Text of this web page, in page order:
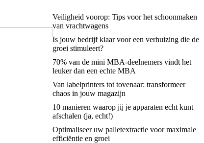
Veiligheid voorop: Tips voor het schoonmaken
van vrachtwagens
Is jouw bedrijf klaar voor een verhuizing die de
groei stimuleert?
70% van de mini MBA-deelnemers vindt het
leuker dan een echte MBA
Van labelprinters tot tovenaar: transformeer
chaos in jouw magazijn
10 manieren waarop jij je apparaten echt kunt
afschalen (ja, echt!)
Optimaliseer uw palletextractie voor maximale
efficiëntie en groei